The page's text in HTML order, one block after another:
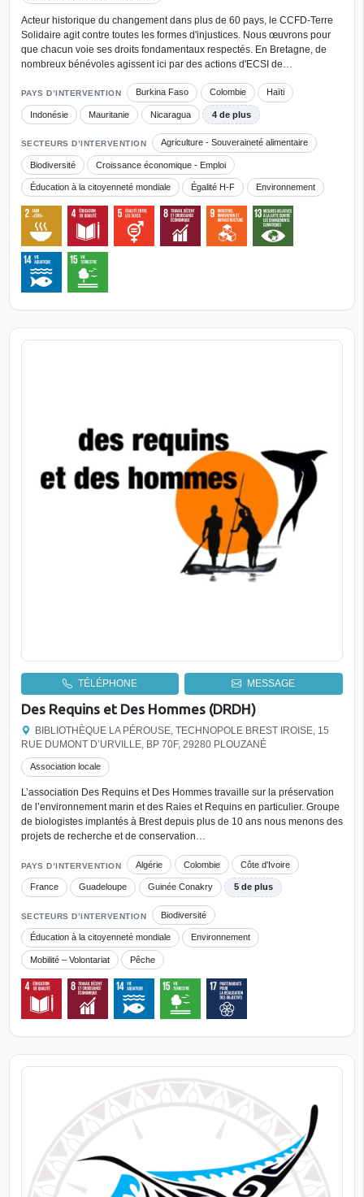
Acteur historique du changement dans plus de 60 pays, le CCFD-Terre
Solidaire agit contre toutes les formes d'injustices. Nous œuvrons pour
que chacun voie ses droits fondamentaux respectés. En Bretagne, de
nombreux bénévoles agissent ici par des actions d'ECSI de…
PAYS D’INTERVENTION Burkina Faso Colombie Haïti
Indonésie Mauritanie Nicaragua 4 de plus
SECTEURS D’INTERVENTION Agriculture - Souveraineté alimentaire
Biodiversité Croissance économique - Emploi
Éducation à la citoyenneté mondiale Égalité H-F Environnement
TÉLÉPHONE MESSAGE
Des Requins et Des Hommes (DRDH)
BIBLIOTHÈQUE LA PÉROUSE, TECHNOPOLE BREST IROISE, 15
RUE DUMONT D’URVILLE, BP 70F, 29280 PLOUZANÉ
Association locale
L’association Des Requins et Des Hommes travaille sur la préservation
de l’environnement marin et des Raies et Requins en particulier. Groupe
de biologistes implantés à Brest depuis plus de 10 ans nous menons des
projets de recherche et de conservation…
PAYS D’INTERVENTION Algérie Colombie Côte d'Ivoire
France Guadeloupe Guinée Conakry 5 de plus
SECTEURS D’INTERVENTION Biodiversité
Éducation à la citoyenneté mondiale Environnement
Mobilité – Volontariat Pêche